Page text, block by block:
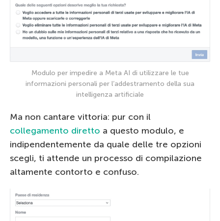
Modulo per impedire a Meta AI di utilizzare le tue
informazioni personali per l’addestramento della sua
intelligenza artificiale
Ma non cantare vittoria: pur con il
collegamento diretto a questo modulo, e
indipendentemente da quale delle tre opzioni
scegli, ti attende un processo di compilazione
altamente contorto e confuso.